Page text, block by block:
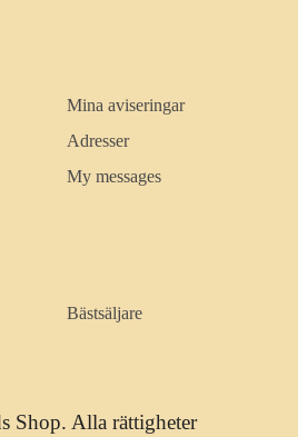
Mina aviseringar
Adresser
My messages
Bästsäljare
Shop. Alla rättigheter